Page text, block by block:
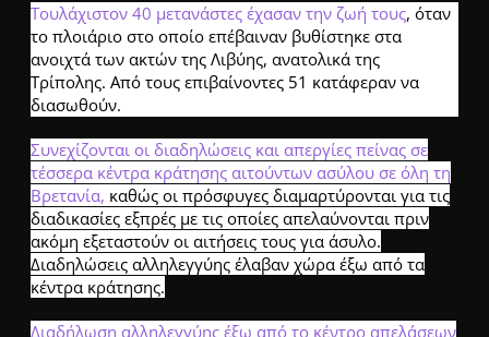
Τουλάχιστον 40 μετανάστες έχασαν την ζωή τους, όταν
το πλοιάριο στο οποίο επέβαιναν βυθίστηκε στα
ανοιχτά των ακτών της Λιβύης, ανατολικά της
Τρίπολης. Από τους επιβαίνοντες 51 κατάφεραν να
διασωθούν.
Συνεχίζονται οι διαδηλώσεις και απεργίες πείνας σε
τέσσερα κέντρα κράτησης αιτούντων ασύλου σε όλη τη
Βρετανία, καθώς οι πρόσφυγες διαμαρτύρονται για τις
διαδικασίες εξπρές με τις οποίες απελαύνονται πριν
ακόμη εξεταστούν οι αιτήσεις τους για άσυλο.
Διαδηλώσεις αλληλεγγύης έλαβαν χώρα έξω από τα
κέντρα κράτησης.
Διαδήλωση αλληλεγγύης έξω από το κέντρο απελάσεων